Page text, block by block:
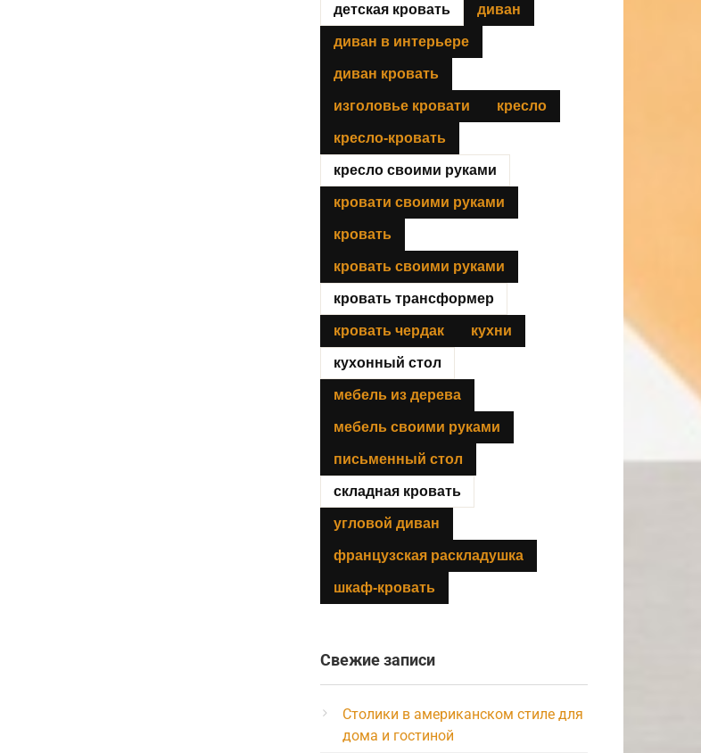
детская кровать диван
диван в интерьере
диван кровать
изголовье кровати кресло
кресло-кровать
кресло своими руками
кровати своими руками
кровать
кровать своими руками
кровать трансформер
кровать чердак кухни
кухонный стол
мебель из дерева
мебель своими руками
письменный стол
складная кровать
угловой диван
французская раскладушка
шкаф-кровать
Свежие записи
Столики в американском стиле для
дома и гостиной